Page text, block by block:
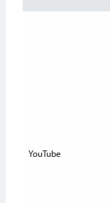
YouTube